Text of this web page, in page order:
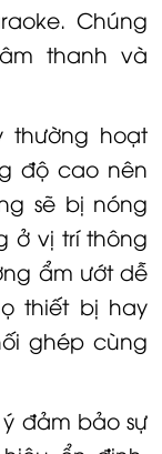
Chúng
thanh và
thường hoạt
độ cao nên
sẽ bị nóng
ở vị trí thông
ẩm ướt dễ
thiết bị hay
ghép cùng
đảm bảo sự